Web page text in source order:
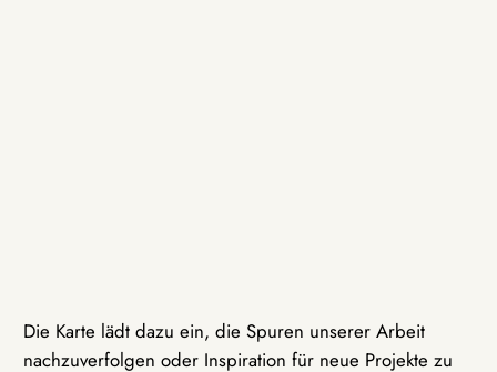
Die Karte lädt dazu ein, die Spuren unserer Arbeit
nachzuverfolgen oder Inspiration für neue Projekte zu